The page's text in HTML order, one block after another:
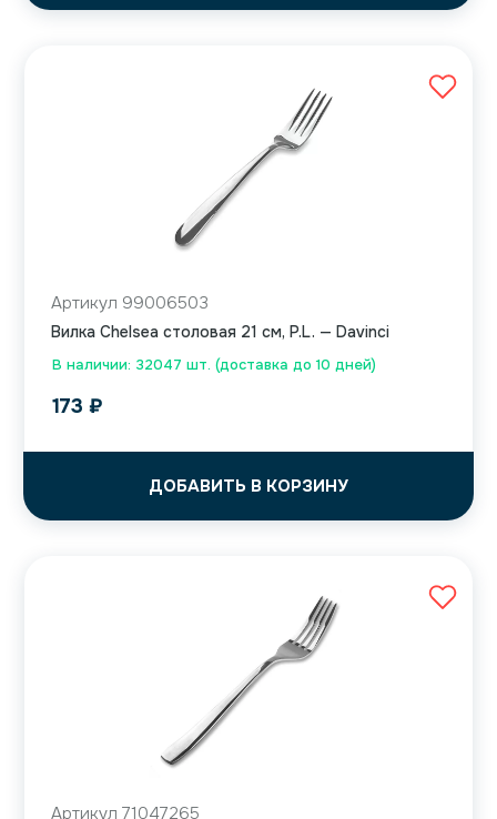
В наличии: 32047 шт. (доставка до 10 дней)
Артикул 99006503
Вилка Chelsea столовая 21 см, P.L. — Davinci
173 ₽
ДОБАВИТЬ В КОРЗИНУ
Артикул 71047265